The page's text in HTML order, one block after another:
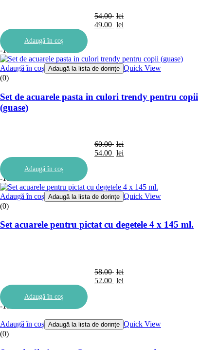
54.00 lei
49.00 lei
Adaugă în coș
-10%
Adaugă în coș Adaugă la lista de dorințe Quick View
(0)
Set de acuarele pasta in culori trendy pentru copii
(guase)
60.00 lei
54.00 lei
Adaugă în coș
-10%
Adaugă în coș Adaugă la lista de dorințe Quick View
(0)
Set acuarele pentru pictat cu degetele 4 x 145 ml.
58.00 lei
52.00 lei
Adaugă în coș
-10%
Adaugă în coș Adaugă la lista de dorințe Quick View
(0)